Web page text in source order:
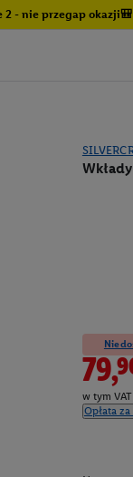
- nie przegap
w tym
Opłata